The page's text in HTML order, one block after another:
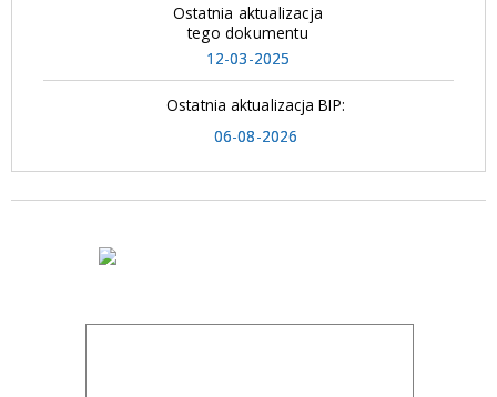
Ostatnia aktualizacja
tego dokumentu
12-03-2025
Ostatnia aktualizacja BIP:
06-08-2026